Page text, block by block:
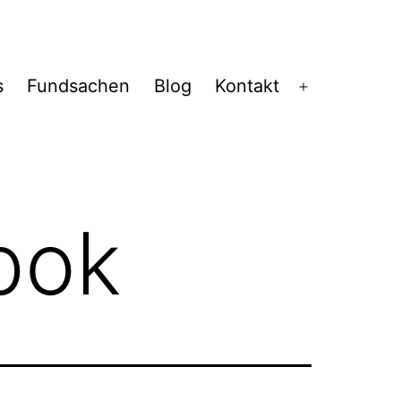
Fundsachen Blog Kontakt